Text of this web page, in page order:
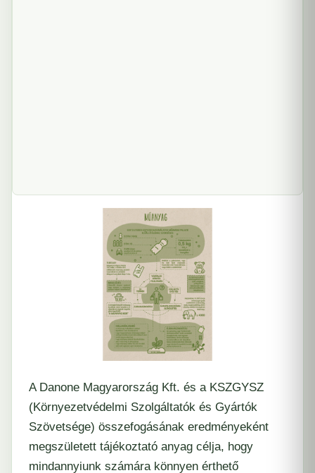
A Danone Magyarország Kft. és a KSZGYSZ
(Környezetvédelmi Szolgáltatók és Gyártók
Szövetsége) összefogásának eredményeként
megszületett tájékoztató anyag célja, hogy
mindannyiunk számára könnyen érthető